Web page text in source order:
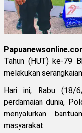
Tahun (HUT) ke-79
melakukan
Hari ini, Rabu (18/
perdamaian dunia,
menyalurkan
masyarakat.